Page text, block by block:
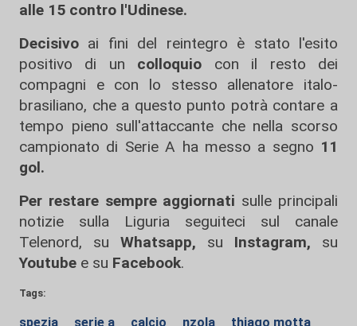
alle 15 contro l'Udinese.
Decisivo ai fini del reintegro è stato l'esito
positivo di un colloquio con il resto dei
compagni e con lo stesso allenatore italo-
brasiliano, che a questo punto potrà contare a
tempo pieno sull'attaccante che nella scorso
campionato di Serie A ha messo a segno 11
gol.
Per restare sempre aggiornati sulle principali
notizie sulla Liguria seguiteci sul canale
Telenord, su
Whatsapp, su Instagram, su
Youtube e su Facebook.
Tags:
spezia serie a calcio nzola thiago motta